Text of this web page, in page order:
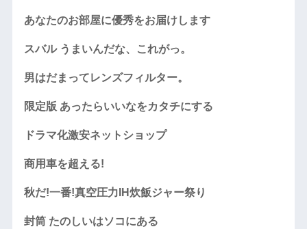
あなたのお部屋に優秀をお届けします
スバル うまいんだな、これがっ。
男はだまってレンズフィルター。
限定版 あったらいいなをカタチにする
ドラマ化激安ネットショップ
商用車を超える!
秋だ!一番!真空圧力IH炊飯ジャー祭り
封筒 たのしいはソコにある